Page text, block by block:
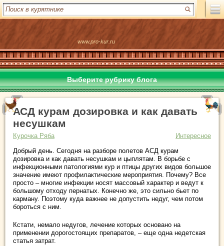
www.pro-kur.ru
Выберите рубрику блога
АСД курам дозировка и как давать
несушкам
Курочка Ряба
Интересное
Добрый день. Сегодня на разборе полетов АСД курам
дозировка и как давать несушкам и цыплятам. В борьбе с
инфекционными патологиями кур и птицы других видов большое
значение имеют профилактические мероприятия. Почему? Все
просто – многие инфекции носят массовый характер и ведут к
большому отходу пернатых. Конечно же, это сильно бьет по
карману. Поэтому куда важнее не допустить недуг, чем потом
бороться с ним.
Кстати, немало недугов, лечение которых основано на
применении дорогостоящих препаратов, – еще одна недетская
статья затрат.